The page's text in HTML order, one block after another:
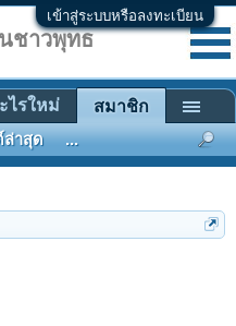
เข้าสู่ระบบหรือลงทะเบียน
ชาวพุทธ
ไรใหม่ สมาชิก
ล่าสุด ...